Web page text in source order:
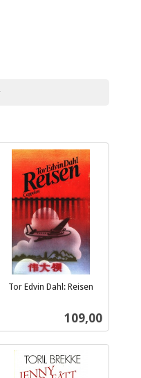
Tor Edvin Dahl: Reisen
Pris
109,00